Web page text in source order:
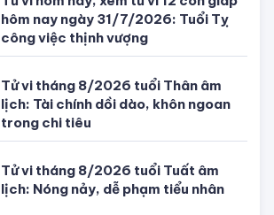
Tử vi hôm nay, xem tử vi 12 con giáp
hôm nay ngày 31/7/2026: Tuổi Tỵ
công việc thịnh vượng
Tử vi tháng 8/2026 tuổi Thân âm
lịch: Tài chính dồi dào, khôn ngoan
trong chi tiêu